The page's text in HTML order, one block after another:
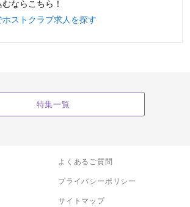
ならこちら！
ホストクラブ求人を探す
特集一覧
よくあるご質問
プライバシーポリシー
サイトマップ